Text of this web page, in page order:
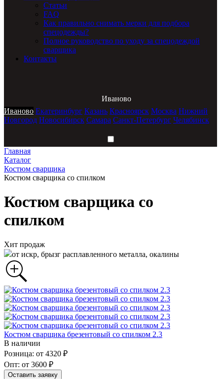
Статьи
FAQ
Как правильно снимать мерки для подбора
спецодежды?
Полное руководство по уходу за спецодеждой
сварщика
Контакты
Иваново
Иваново Екатеринбург Казань Красноярск Москва Нижний
Новгород Новосибирск Самара Санкт-Петербург Челябинск
Главная
Каталог
Костюм сварщика
Костюм сварщика со спилком
Костюм сварщика со
спилком
Хит продаж
от искр, брызг расплавленного металла, окалины
Костюм сварщика брезентовый со спилком 2.3
В наличии
Розница: от 4320 ₽
Опт: от 3600 ₽
Оставить заявку